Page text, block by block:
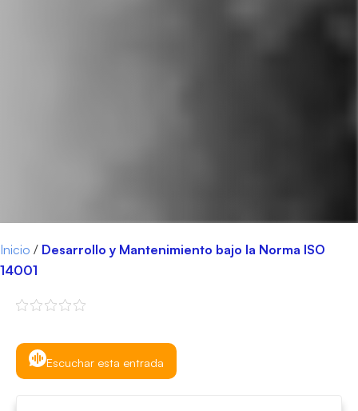
Inicio / Desarrollo y Mantenimiento bajo la Norma ISO
14001
Escuchar esta entrada